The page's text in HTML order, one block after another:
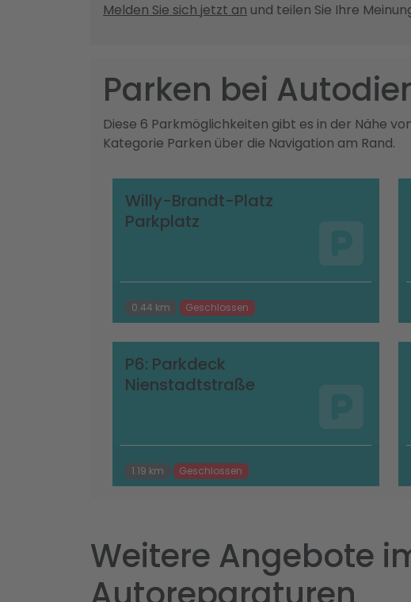
Melden Sie sich jetzt an und teilen Sie Ihre
Parken bei
Diese 6 Parkmöglichkeiten gibt es in der Nähe
Kategorie Parken über die Navigation am Rand.
Willy-Brandt-Platz
Parkplatz
0.44 km Geschlossen
P6: Parkdeck
Nienstadtstraße
1.19 km Geschlossen
Weitere Angebote